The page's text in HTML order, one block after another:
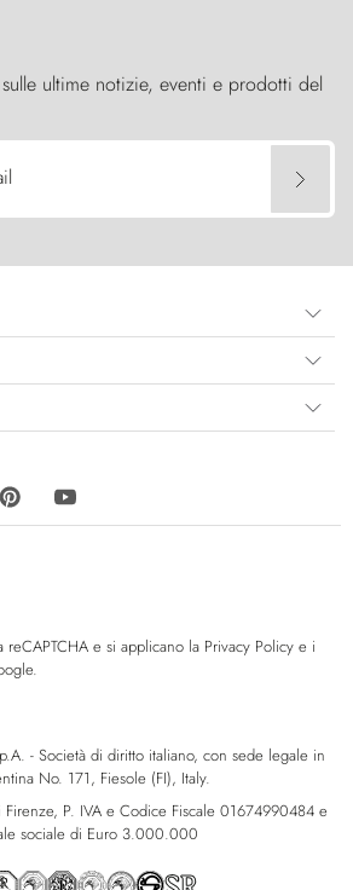
ultime notizie, eventi e prodotti del
e si applicano la Privacy Policy e i
- Società di diritto italiano, con sede legale in
No. 171, Fiesole (FI), Italy.
P. IVA e Codice Fiscale 01674990484 e
sociale di Euro 3.000.000